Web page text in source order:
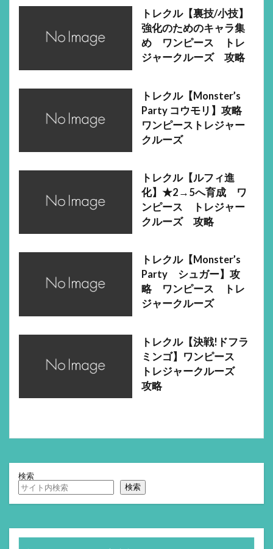
トレクル【裏技/小技】
強化のためのキャラ集
め ワンピース トレ
ジャークルーズ 攻略
トレクル【Monster’s
Party コウモリ】攻略
ワンピーストレジャー
クルーズ
トレクル【ルフィ進
化】★2→5へ育成 ワ
ンピース トレジャー
クルーズ 攻略
トレクル【Monster’s
Party シュガー】攻
略 ワンピース トレ
ジャークルーズ
トレクル【決戦!ドフラ
ミンゴ】ワンピース
トレジャークルーズ
攻略
検索
検索